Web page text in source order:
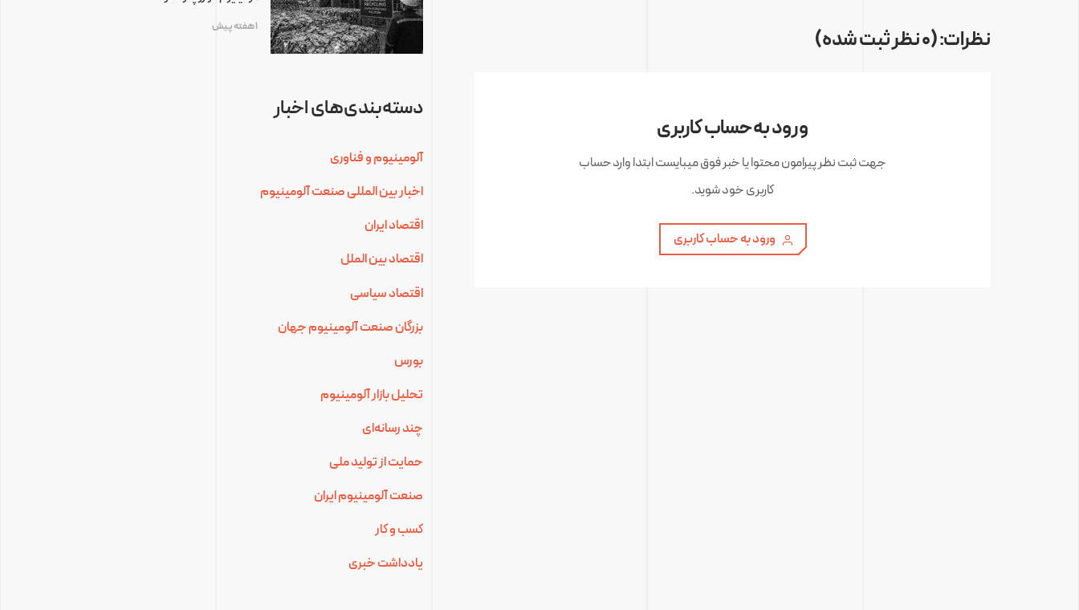
نظرات: (0 نظر ثبت شده)
ورود به حساب کاربری
جهت ثبت نظر پیرامون محتوا یا خبر فوق میبایست ابتدا وارد حساب
کاربری خود شوید.
ورود به حساب کاربری
1 هفته پیش
دسته‌بندی‌های اخبار
آلومینیوم و فناوری
اخبار بین المللی صنعت آلومینیوم
اقتصاد ایران
اقتصاد بین الملل
اقتصاد سیاسی
بزرگان صنعت آلومینیوم جهان
بورس
تحلیل بازار آلومینیوم
چند رسانه‌ای
حمایت از تولید ملی
صنعت آلومینیوم ایران
کسب و کار
یادداشت خبری